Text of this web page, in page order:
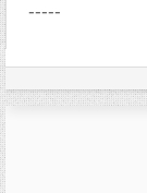
-----